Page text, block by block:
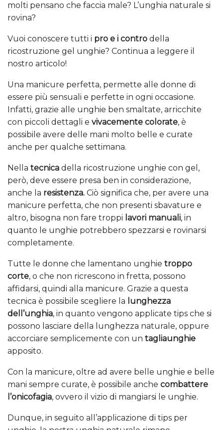
molti pensano che faccia male? L’unghia naturale si
rovina?
Vuoi conoscere tutti i pro e i contro della
ricostruzione gel unghie? Continua a leggere il
nostro articolo!
Una manicure perfetta, permette alle donne di
essere più sensuali e perfette in ogni occasione.
Infatti, grazie alle unghie ben smaltate, arricchite
con piccoli dettagli e vivacemente colorate, è
possibile avere delle mani molto belle e curate
anche per qualche settimana.
Nella tecnica della ricostruzione unghie con gel,
però, deve essere presa ben in considerazione,
anche la resistenza. Ciò significa che, per avere una
manicure perfetta, che non presenti sbavature e
altro, bisogna non fare troppi lavori manuali, in
quanto le unghie potrebbero spezzarsi e rovinarsi
completamente.
Tutte le donne che lamentano unghie troppo
corte, o che non ricrescono in fretta, possono
affidarsi, quindi alla manicure. Grazie a questa
tecnica è possibile scegliere la lunghezza
dell’unghia, in quanto vengono applicate tips che si
possono lasciare della lunghezza naturale, oppure
accorciare semplicemente con un tagliaunghie
apposito.
Con la manicure, oltre ad avere belle unghie e belle
mani sempre curate, è possibile anche combattere
l’onicofagia, ovvero il vizio di mangiarsi le unghie.
Dunque, in seguito all’applicazione di tips per